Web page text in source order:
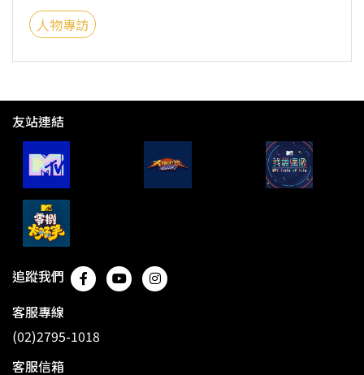
人物專訪
友站連結
追蹤我們
客服專線
(02)2795-1018
客服信箱